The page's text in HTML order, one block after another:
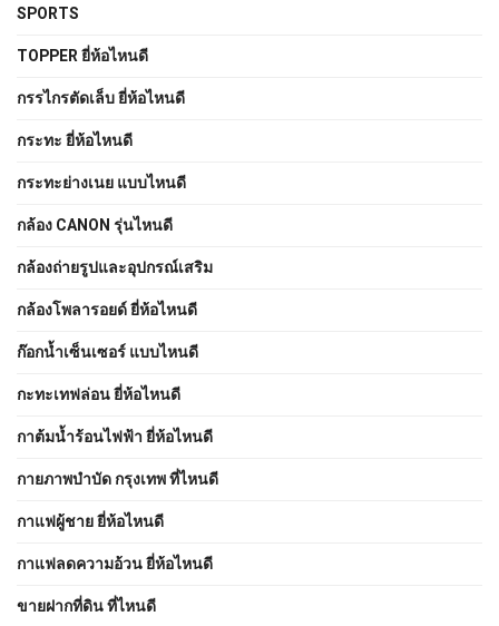
SPORTS
TOPPER ยี่ห้อไหนดี
กรรไกรตัดเล็บ ยี่ห้อไหนดี
กระทะ ยี่ห้อไหนดี
กระทะย่างเนย แบบไหนดี
กล้อง CANON รุ่นไหนดี
กล้องถ่ายรูปและอุปกรณ์เสริม
กล้องโพลารอยด์ ยี่ห้อไหนดี
ก๊อกน้ำเซ็นเซอร์ แบบไหนดี
กะทะเทฟล่อน ยี่ห้อไหนดี
กาต้มน้ำร้อนไฟฟ้า ยี่ห้อไหนดี
กายภาพบําบัด กรุงเทพ ที่ไหนดี
กาแฟผู้ชาย ยี่ห้อไหนดี
กาแฟลดความอ้วน ยี่ห้อไหนดี
ขายฝากที่ดิน ที่ไหนดี